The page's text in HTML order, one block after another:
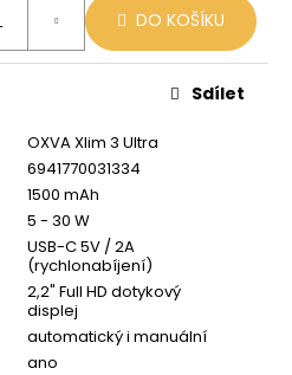
DO KOŠÍKU
OXVA Xlim 3 Ultra
6941770031334
1500 mAh
5 - 30 W
USB-C 5V / 2A
(rychlonabíjení)
2,2" Full HD dotykový
displej
automatický i manuální
ano
Sdílet